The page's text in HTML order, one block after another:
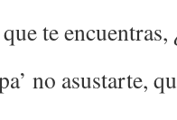
te encuentras,
no asustarte,